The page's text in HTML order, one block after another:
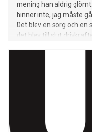
mening han aldrig
hinner inte, jag måste
Det blev en sorg och en
det blev till slut
stå ungefär där han
sig livets slut. Ändå är
vare sig för det
som plötsligt landar i
tyngden extra tydlig:
I Det sista samtalet har
Boken är en praktisk
dödsboansvariga och